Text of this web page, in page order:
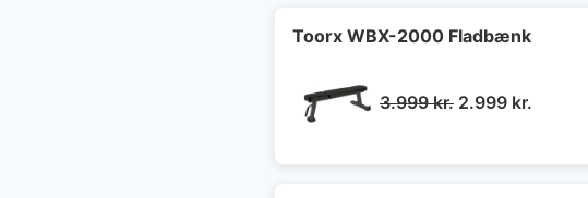
Toorx WBX-2000 Fladbænk
3.999kr. Den
2.999 kr.